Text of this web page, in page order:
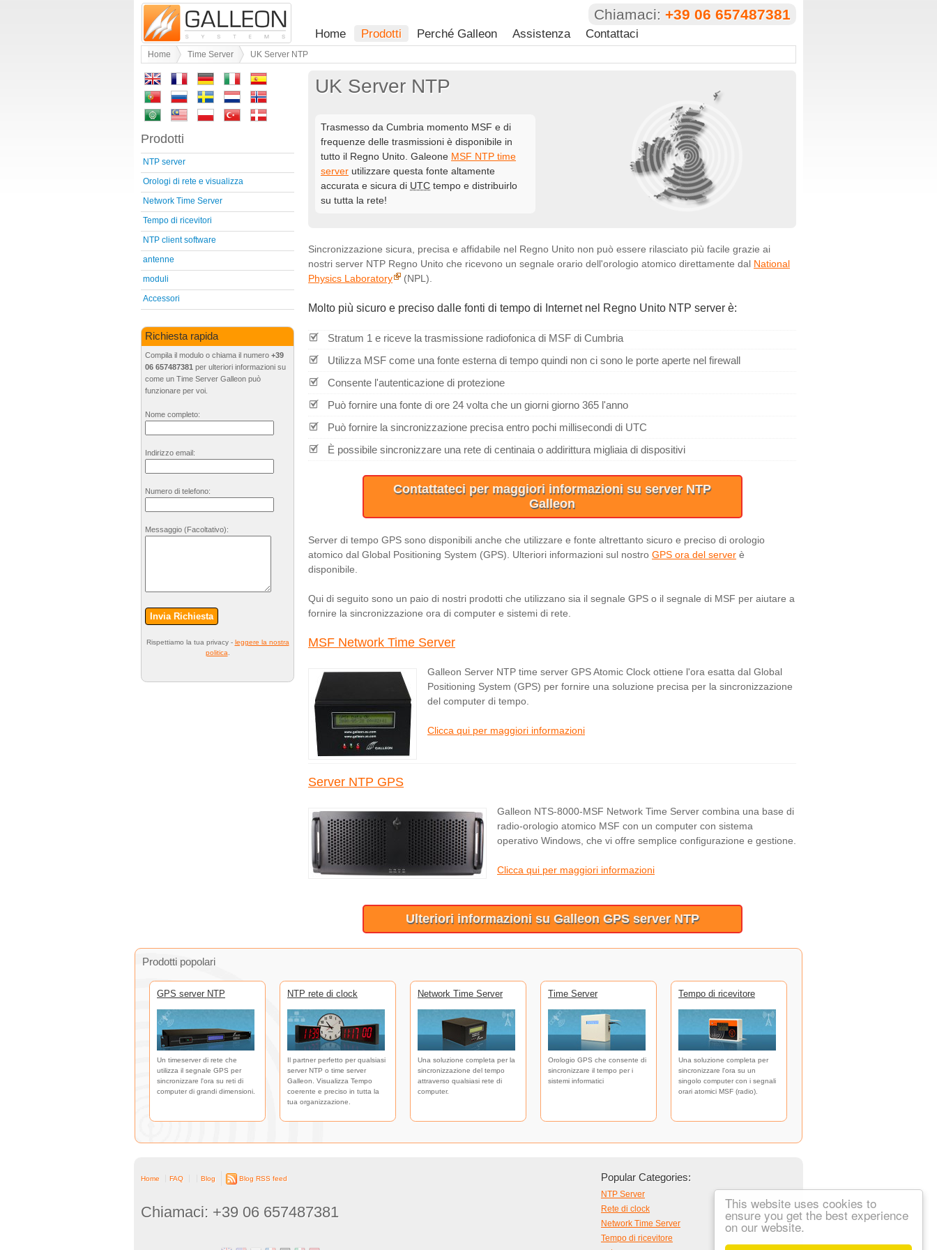
This website uses cookies to
ensure you get the best experience
on our website.
Chiamaci: +39 06 657487381
Home Prodotti Perché Galleon Assistenza Contattaci
Home Time Server UK Server NTP
UK Server NTP
Trasmesso da Cumbria momento MSF e di
frequenze delle trasmissioni è disponibile in
tutto il Regno Unito. Galeone MSF NTP time
server utilizzare questa fonte altamente
accurata e sicura di UTC tempo e distribuirlo
su tutta la rete!
Sincronizzazione sicura, precisa e affidabile nel Regno Unito non può essere rilasciato più facile grazie ai
nostri server NTP Regno Unito che ricevono un segnale orario dell'orologio atomico direttamente dal National
Physics Laboratory
(NPL).
Molto più sicuro e preciso dalle fonti di tempo di Internet nel Regno Unito NTP server è:
Stratum 1 e riceve la trasmissione radiofonica di MSF di Cumbria
Utilizza MSF come una fonte esterna di tempo quindi non ci sono le porte aperte nel firewall
Consente l'autenticazione di protezione
Può fornire una fonte di ore 24 volta che un giorni giorno 365 l'anno
Può fornire la sincronizzazione precisa entro pochi millisecondi di UTC
È possibile sincronizzare una rete di centinaia o addirittura migliaia di dispositivi
Contattateci per maggiori informazioni su server NTP
Galleon
Server di tempo GPS sono disponibili anche che utilizzare e fonte altrettanto sicuro e preciso di orologio
atomico dal Global Positioning System (GPS). Ulteriori informazioni sul nostro GPS ora del server è
disponibile.
Qui di seguito sono un paio di nostri prodotti che utilizzano sia il segnale GPS o il segnale di MSF per aiutare a
fornire la sincronizzazione ora di computer e sistemi di rete.
MSF Network Time Server
Galleon Server NTP time server GPS Atomic Clock ottiene l'ora esatta dal Global
Positioning System (GPS) per fornire una soluzione precisa per la sincronizzazione
del computer di tempo.
Clicca qui per maggiori informazioni
Server NTP GPS
Galleon NTS-8000-MSF Network Time Server combina una base di
radio-orologio atomico MSF con un computer con sistema
operativo Windows, che vi offre semplice configurazione e gestione.
Clicca qui per maggiori informazioni
Ulteriori informazioni su Galleon GPS server NTP
Prodotti
NTP server
Orologi di rete e visualizza
Network Time Server
Tempo di ricevitori
NTP client software
antenne
moduli
Accessori
Richiesta rapida
Compila il modulo o chiama il numero +39
06 657487381 per ulteriori informazioni su
come un Time Server Galleon può
funzionare per voi.
Nome completo:
Indirizzo email:
Numero di telefono:
Messaggio (Facoltativo):
Invia Richiesta
Rispettiamo la tua privacy - leggere la nostra
politica.
Prodotti popolari
GPS server NTP
Un timeserver di rete che
utilizza il segnale GPS per
sincronizzare l'ora su reti di
computer di grandi dimensioni.
NTP rete di clock
Il partner perfetto per qualsiasi
server NTP o time server
Galleon. Visualizza Tempo
coerente e preciso in tutta la
tua organizzazione.
Network Time Server
Una soluzione completa per la
sincronizzazione del tempo
attraverso qualsiasi rete di
computer.
Time Server
Orologio GPS che consente di
sincronizzare il tempo per i
sistemi informatici
Tempo di ricevitore
Una soluzione completa per
sincronizzare l'ora su un
singolo computer con i segnali
orari atomici MSF (radio).
Home FAQ Blog Blog RSS feed
Chiamaci: +39 06 657487381
Popular Categories:
NTP Server
Rete di clock
Network Time Server
Tempo di ricevitore